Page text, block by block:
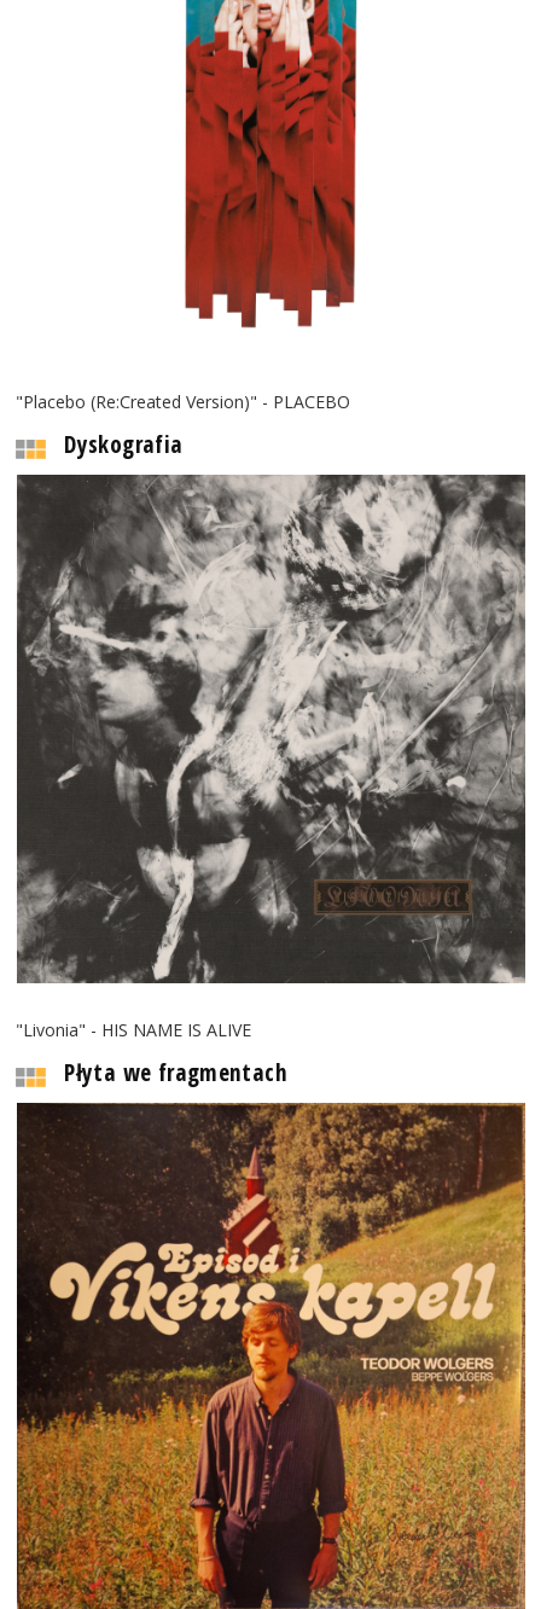
"Placebo (Re:Created Version)" - PLACEBO
Dyskografia
"Livonia" - HIS NAME IS ALIVE
Płyta we fragmentach